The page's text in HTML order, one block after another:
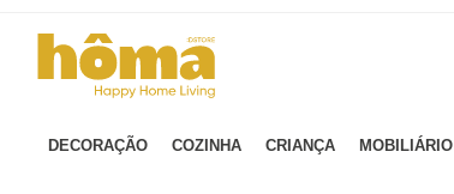
DECORAÇÃO COZINHA CRIANÇA MOBILIÁRIO